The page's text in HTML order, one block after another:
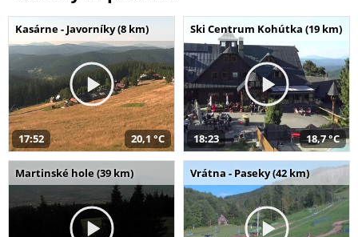
Kasárne - Javorníky (8 km)
17:52 20,1 °C
Ski Centrum Kohútka (19 km)
18:23 18,7 °C
Martinské hole (39 km) Vrátna - Paseky (42 km)